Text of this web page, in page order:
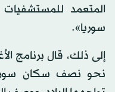
المتعمد
سوريا».
إلى ذلك، قال برنامج
نحو نصف سكان سوريا